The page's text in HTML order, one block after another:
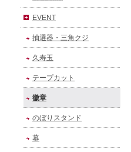
EVENT
抽選器・三角クジ
久寿玉
テープカット
徽章
のぼりスタンド
幕